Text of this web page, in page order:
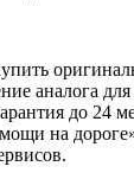
аналога
до 24
на